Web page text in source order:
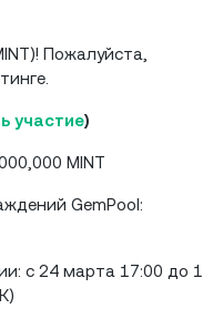
Пожалуйста,
участие)
MINT
GemPool:
с 24 марта 17:00 до 1